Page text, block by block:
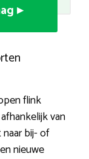
▸
flink
van
bij- of
nieuwe